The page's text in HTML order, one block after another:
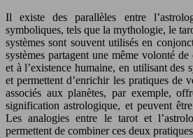
Il existe des parallèles entre
symboliques, tels que la mythologie, le
systèmes sont souvent utilisés en
systèmes partagent une même volonté
et à l’existence humaine, en utilisant des
et permettent d’enrichir les pratiques de
associés aux planètes, par exemple,
signification astrologique, et peuvent
Les analogies entre le tarot et
permettent de combiner ces deux